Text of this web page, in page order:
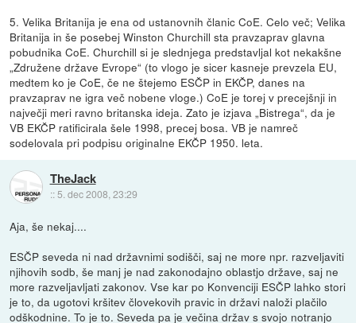
5. Velika Britanija je ena od ustanovnih članic CoE. Celo več; Velika
Britanija in še posebej Winston Churchill sta pravzaprav glavna
pobudnika CoE. Churchill si je slednjega predstavljal kot nekakšne
„Združene države Evrope“ (to vlogo je sicer kasneje prevzela EU,
medtem ko je CoE, če ne štejemo ESČP in EKČP, danes na
pravzaprav ne igra več nobene vloge.) CoE je torej v precejšnji in
največji meri ravno britanska ideja. Zato je izjava „Bistrega“, da je
VB EKČP ratificirala šele 1998, precej bosa. VB je namreč
sodelovala pri podpisu originalne EKČP 1950. leta.
TheJack
:: 5. dec 2008, 23:29
Aja, še nekaj....
ESČP seveda ni nad državnimi sodišči, saj ne more npr. razveljaviti
njihovih sodb, še manj je nad zakonodajno oblastjo države, saj ne
more razveljavljati zakonov. Vse kar po Konvenciji ESČP lahko stori
je to, da ugotovi kršitev človekovih pravic in državi naloži plačilo
odškodnine. To je to. Seveda pa je večina držav s svojo notranjo